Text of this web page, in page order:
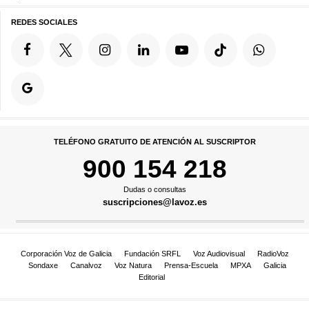
REDES SOCIALES
TELÉFONO GRATUITO DE ATENCIÓN AL SUSCRIPTOR
900 154 218
Dudas o consultas
suscripciones@lavoz.es
Corporación Voz de Galicia Fundación SRFL Voz Audiovisual
RadioVoz
Sondaxe
Canalvoz Voz Natura Prensa-Escuela MPXA
Galicia
Editorial